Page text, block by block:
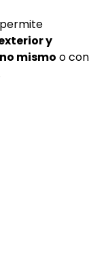
y
mismo o con